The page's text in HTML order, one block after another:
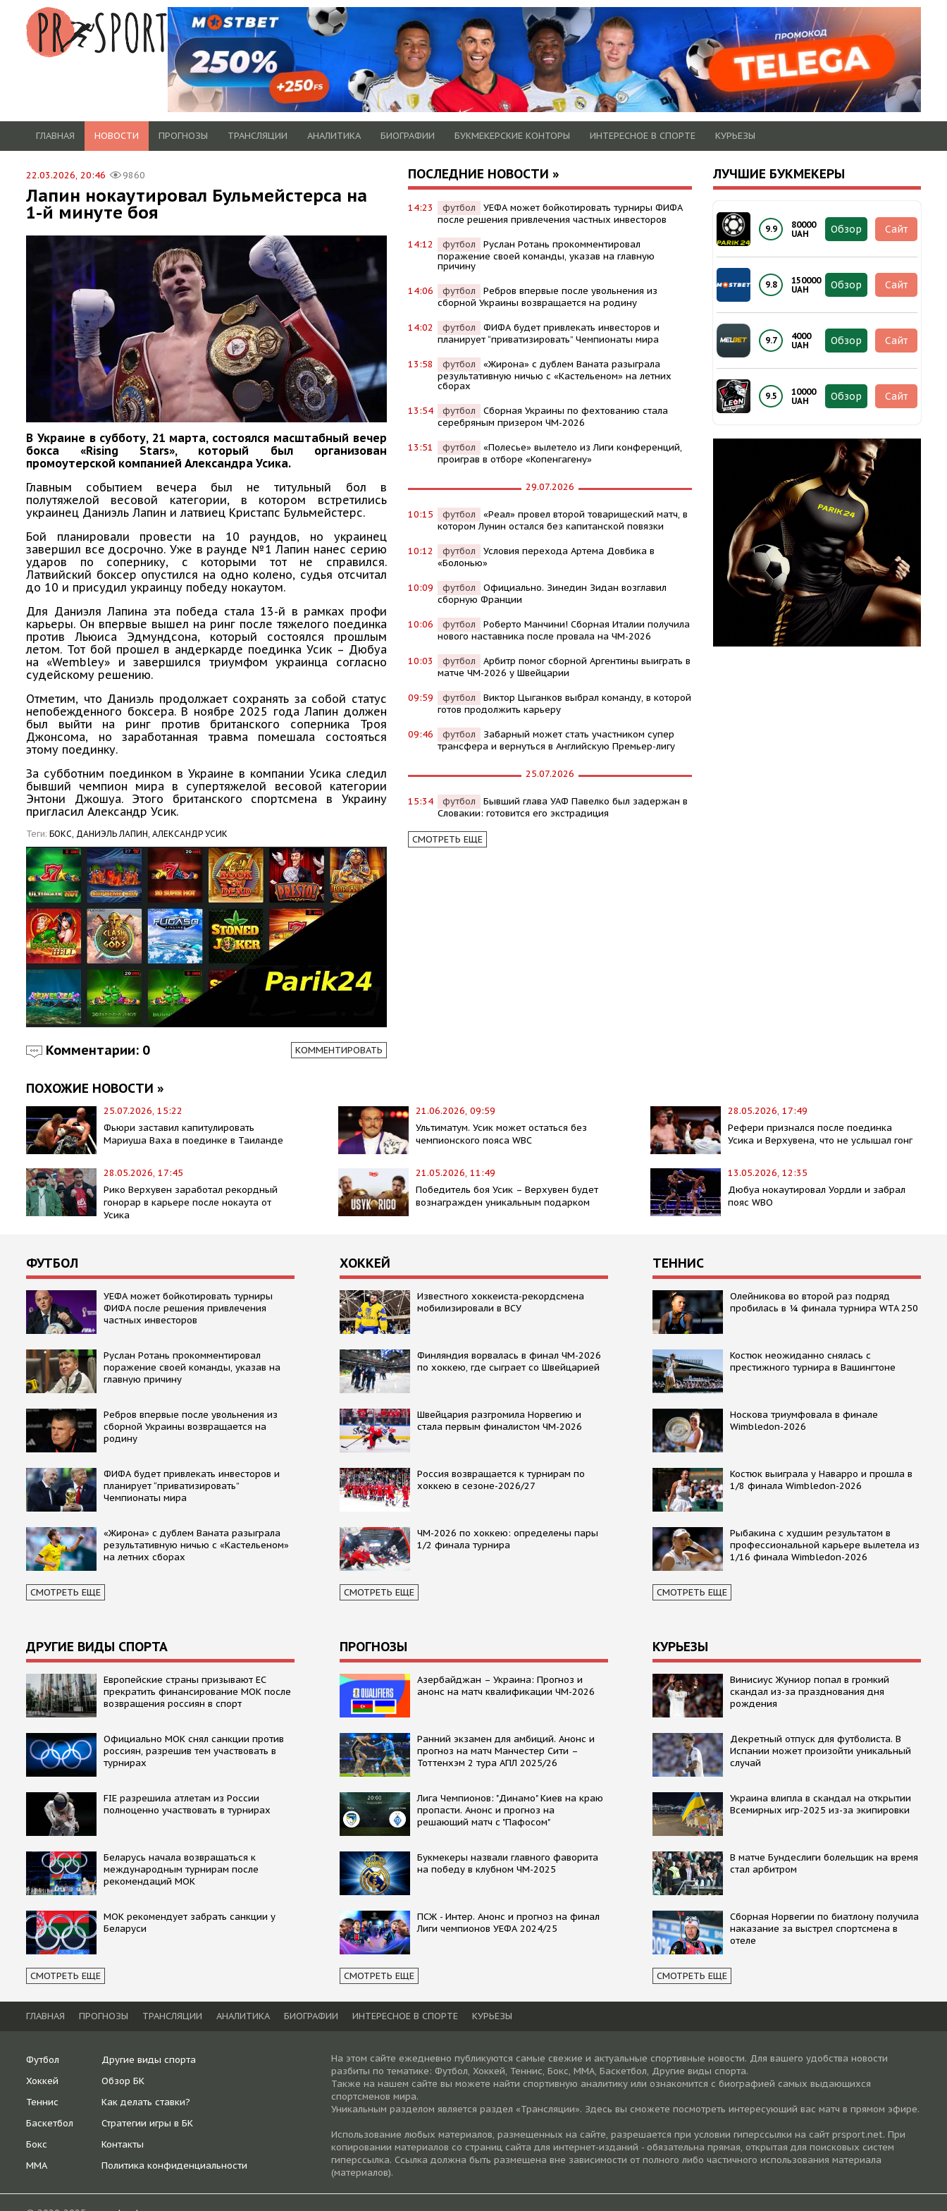
ГЛАВНАЯ НОВОСТИ ПРОГНОЗЫ ТРАНСЛЯЦИИ АНАЛИТИКА БИОГРАФИИ БУКМЕКЕРСКИЕ КОНТОРЫ ИНТЕРЕСНОЕ В СПОРТЕ КУРЬЕЗЫ
22.03.2026, 20:46 9860
Лапин нокаутировал Бульмейстерса на
1-й минуте боя
В Украине в субботу, 21 марта, состоялся масштабный вечер
бокса «Rising Stars», который был организован
промоутерской компанией Александра Усика.
Главным событием вечера был не титульный бол в
полутяжелой весовой категории, в котором встретились
украинец Даниэль Лапин и латвиец Кристапс Бульмейстерс.
Бой планировали провести на 10 раундов, но украинец
завершил все досрочно. Уже в раунде №1 Лапин нанес серию
ударов по сопернику, с которыми тот не справился.
Латвийский боксер опустился на одно колено, судья отсчитал
до 10 и присудил украинцу победу нокаутом.
Для Даниэля Лапина эта победа стала 13-й в рамках профи
карьеры. Он впервые вышел на ринг после тяжелого поединка
против Льюиса Эдмундсона, который состоялся прошлым
летом. Тот бой прошел в андеркарде поединка Усик – Дюбуа
на «Wembley» и завершился триумфом украинца согласно
судейскому решению.
Отметим, что Даниэль продолжает сохранять за собой статус
непобежденного боксера. В ноябре 2025 года Лапин должен
был выйти на ринг против британского соперника Троя
Джонсома, но заработанная травма помешала состояться
этому поединку.
За субботним поединком в Украине в компании Усика следил
бывший чемпион мира в супертяжелой весовой категории
Энтони Джошуа. Этого британского спортсмена в Украину
пригласил Александр Усик.
Теги: БОКС, ДАНИЭЛЬ ЛАПИН, АЛЕКСАНДР УСИК
Комментарии: 0 КОММЕНТИРОВАТЬ
ПОСЛЕДНИЕ НОВОСТИ »
14:23 футбол
УЕФА может бойкотировать турниры ФИФА
после решения привлечения частных инвесторов
14:12 футбол
Руслан Ротань прокомментировал
поражение своей команды, указав на главную
причину
14:06 футбол
Ребров впервые после увольнения из
сборной Украины возвращается на родину
14:02 футбол
ФИФА будет привлекать инвесторов и
планирует “приватизировать” Чемпионаты мира
13:58 футбол
«Жирона» с дублем Ваната разыграла
результативную ничью с «Кастельеном» на летних
сборах
13:54 футбол
Сборная Украины по фехтованию стала
серебряным призером ЧМ-2026
13:51 футбол
«Полесье» вылетело из Лиги конференций,
проиграв в отборе «Копенгагену»
29.07.2026
10:15 футбол
«Реал» провел второй товарищеский матч, в
котором Лунин остался без капитанской повязки
10:12 футбол
Условия перехода Артема Довбика в
«Болонью»
10:09 футбол
Официально. Зинедин Зидан возглавил
сборную Франции
10:06 футбол
Роберто Манчини! Сборная Италии получила
нового наставника после провала на ЧМ-2026
10:03 футбол
Арбитр помог сборной Аргентины выиграть в
матче ЧМ-2026 у Швейцарии
09:59 футбол
Виктор Цыганков выбрал команду, в которой
готов продолжить карьеру
09:46 футбол
Забарный может стать участником супер
трансфера и вернуться в Английскую Премьер-лигу
25.07.2026
15:34 футбол
Бывший глава УАФ Павелко был задержан в
Словакии: готовится его экстрадиция
СМОТРЕТЬ ЕЩЕ
ЛУЧШИЕ БУКМЕКЕРЫ
9.9
80000
UAH
Обзор Сайт
9.8
150000
UAH
Обзор Сайт
9.7
4000
UAH
Обзор Сайт
9.5
10000
UAH
Обзор Сайт
ПОХОЖИЕ НОВОСТИ »
25.07.2026, 15:22
Фьюри заставил капитулировать
Мариуша Ваха в поединке в Таиланде
21.06.2026, 09:59
Ультиматум. Усик может остаться без
чемпионского пояса WBC
28.05.2026, 17:49
Рефери признался после поединка
Усика и Верхувена, что не услышал гонг
28.05.2026, 17:45
Рико Верхувен заработал рекордный
гонорар в карьере после нокаута от
Усика
21.05.2026, 11:49
Победитель боя Усик – Верхувен будет
вознагражден уникальным подарком
13.05.2026, 12:35
Дюбуа нокаутировал Уордли и забрал
пояс WBO
ФУТБОЛ
УЕФА может бойкотировать турниры
ФИФА после решения привлечения
частных инвесторов
Руслан Ротань прокомментировал
поражение своей команды, указав на
главную причину
Ребров впервые после увольнения из
сборной Украины возвращается на
родину
ФИФА будет привлекать инвесторов и
планирует “приватизировать”
Чемпионаты мира
«Жирона» с дублем Ваната разыграла
результативную ничью с «Кастельеном»
на летних сборах
СМОТРЕТЬ ЕЩЕ
ХОККЕЙ
Известного хоккеиста-рекордсмена
мобилизировали в ВСУ
Финляндия ворвалась в финал ЧМ-2026
по хоккею, где сыграет со Швейцарией
Швейцария разгромила Норвегию и
стала первым финалистом ЧМ-2026
Россия возвращается к турнирам по
хоккею в сезоне-2026/27
ЧМ-2026 по хоккею: определены пары
1/2 финала турнира
СМОТРЕТЬ ЕЩЕ
ТЕННИС
Олейникова во второй раз подряд
пробилась в ¼ финала турнира WTA 250
Костюк неожиданно снялась с
престижного турнира в Вашингтоне
Носкова триумфовала в финале
Wimbledon-2026
Костюк выиграла у Наварро и прошла в
1/8 финала Wimbledon-2026
Рыбакина с худшим результатом в
профессиональной карьере вылетела из
1/16 финала Wimbledon-2026
СМОТРЕТЬ ЕЩЕ
ДРУГИЕ ВИДЫ СПОРТА
Европейские страны призывают ЕС
прекратить финансирование МОК после
возвращения россиян в спорт
Официально МОК снял санкции против
россиян, разрешив тем участвовать в
турнирах
FIE разрешила атлетам из России
полноценно участвовать в турнирах
Беларусь начала возвращаться к
международным турнирам после
рекомендаций МОК
МОК рекомендует забрать санкции у
Беларуси
СМОТРЕТЬ ЕЩЕ
ПРОГНОЗЫ
Азербайджан – Украина: Прогноз и
анонс на матч квалификации ЧМ-2026
Ранний экзамен для амбиций. Анонс и
прогноз на матч Манчестер Сити –
Тоттенхэм 2 тура АПЛ 2025/26
Лига Чемпионов: "Динамо" Киев на краю
пропасти. Анонс и прогноз на
решающий матч с "Пафосом"
Букмекеры назвали главного фаворита
на победу в клубном ЧМ-2025
ПСЖ - Интер. Анонс и прогноз на финал
Лиги чемпионов УЕФА 2024/25
СМОТРЕТЬ ЕЩЕ
КУРЬЕЗЫ
Винисиус Жуниор попал в громкий
скандал из-за празднования дня
рождения
Декретный отпуск для футболиста. В
Испании может произойти уникальный
случай
Украина влипла в скандал на открытии
Всемирных игр-2025 из-за экипировки
В матче Бундеслиги болельщик на время
стал арбитром
Сборная Норвегии по биатлону получила
наказание за выстрел спортсмена в
отеле
СМОТРЕТЬ ЕЩЕ
ГЛАВНАЯ ПРОГНОЗЫ ТРАНСЛЯЦИИ АНАЛИТИКА БИОГРАФИИ ИНТЕРЕСНОЕ В СПОРТЕ КУРЬЕЗЫ
Футбол
Хоккей
Теннис
Баскетбол
Бокс
ММА
Другие виды спорта
Обзор БК
Как делать ставки?
Стратегии игры в БК
Контакты
Политика конфиденциальности
На этом сайте ежедневно публикуются самые свежие и актуальные спортивные новости. Для вашего удобства новости
разбиты по тематике: Футбол, Хоккей, Теннис, Бокс, ММА, Баскетбол, Другие виды спорта.
Также на нашем сайте вы можете найти спортивную аналитику или ознакомится с биографией самых выдающихся
спортсменов мира.
Уникальным разделом является раздел «Трансляции». Здесь вы сможете посмотреть интересующий вас матч в прямом эфире.
Использование любых материалов, размещенных на сайте, разрешается при условии гиперссылки на cайт prsport.net. При
копировании материалов со страниц сайта для интернет-изданий - обязательна прямая, открытая для поисковых систем
гиперссылка. Ссылка должна быть размещена вне зависимости от полного либо частичного использования материала
(материалов).